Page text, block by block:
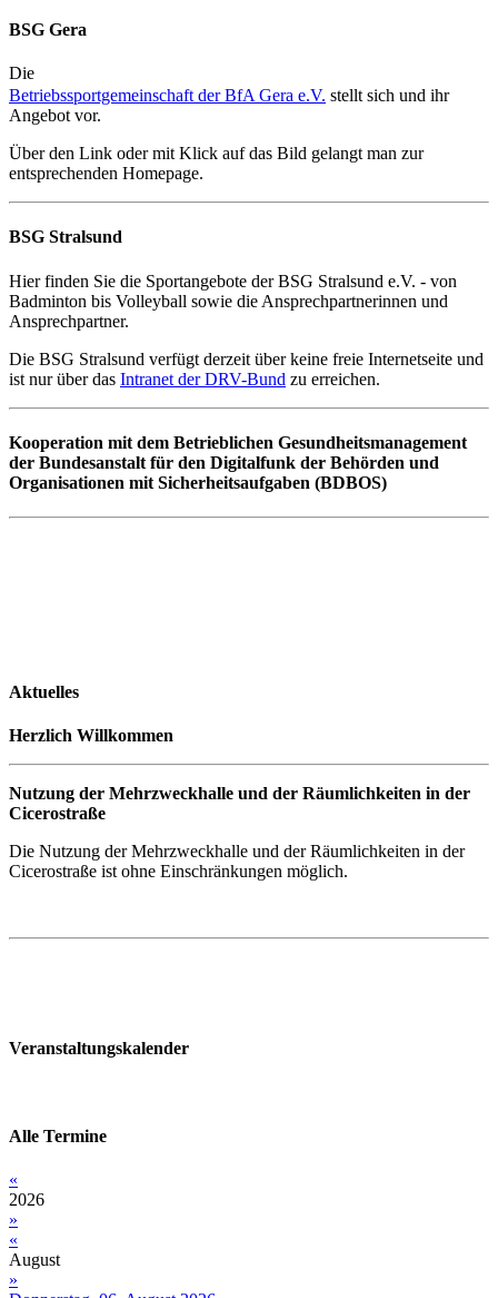
BSG Gera
Die
Betriebssportgemeinschaft der BfA Gera e.V. stellt sich und ihr
Angebot vor.
Über den Link oder mit Klick auf das Bild gelangt man zur
entsprechenden Homepage.
BSG Stralsund
Hier finden Sie die Sportangebote der BSG Stralsund e.V. - von
Badminton bis Volleyball sowie die Ansprechpartnerinnen und
Ansprechpartner.
Die BSG Stralsund verfügt derzeit über keine freie Internetseite und
ist nur über das Intranet der DRV-Bund zu erreichen.
Kooperation mit dem Betrieblichen Gesundheitsmanagement
der Bundesanstalt für den Digitalfunk der Behörden und
Organisationen mit Sicherheitsaufgaben (BDBOS)
Aktuelles
Herzlich Willkommen
Nutzung der Mehrzweckhalle und der Räumlichkeiten in der
Cicerostraße
Die Nutzung der Mehrzweckhalle und der Räumlichkeiten in der
Cicerostraße ist ohne Einschränkungen möglich.
Veranstaltungskalender
Alle Termine
«
2026
»
«
August
»